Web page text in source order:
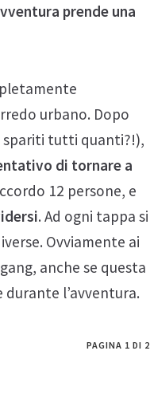
prende una
urbano. Dopo
spariti tutti quanti?!),
di tornare a
12 persone, e
. Ad ogni tappa si
Ovviamente ai
anche se questa
l’avventura.
PAGINA 1 DI 2